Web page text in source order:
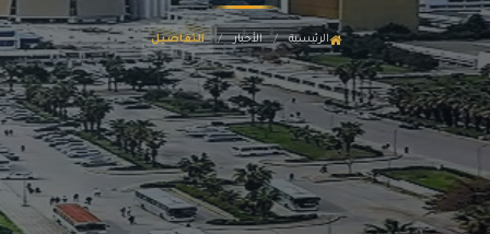
الرئيسية / الأخبار / التفاصيل